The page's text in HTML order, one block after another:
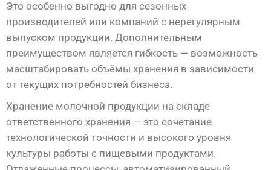
Это особенно выгодно для сезонных
производителей или компаний с нерегулярным
выпуском продукции. Дополнительным
преимуществом является гибкость — возможность
масштабировать объёмы хранения в зависимости
от текущих потребностей бизнеса.
Хранение молочной продукции на складе
ответственного хранения — это сочетание
технологической точности и высокого уровня
культуры работы с пищевыми продуктами.